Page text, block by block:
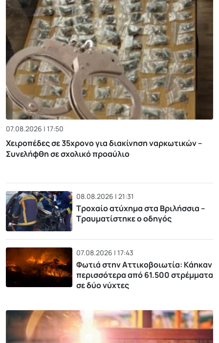
07.08.2026 | 17:50
Χειροπέδες σε 35χρονο για διακίνηση ναρκωτικών –
Συνελήφθη σε σχολικό προαύλιο
08.08.2026 | 21:31
Τροχαίο ατύχημα στα Βριλήσσια –
Τραυματίστηκε ο οδηγός
07.08.2026 | 17:43
Φωτιά στην Αττικοβοιωτία: Kάηκαν
περισσότερα από 61.500 στρέμματα
σε δύο νύχτες